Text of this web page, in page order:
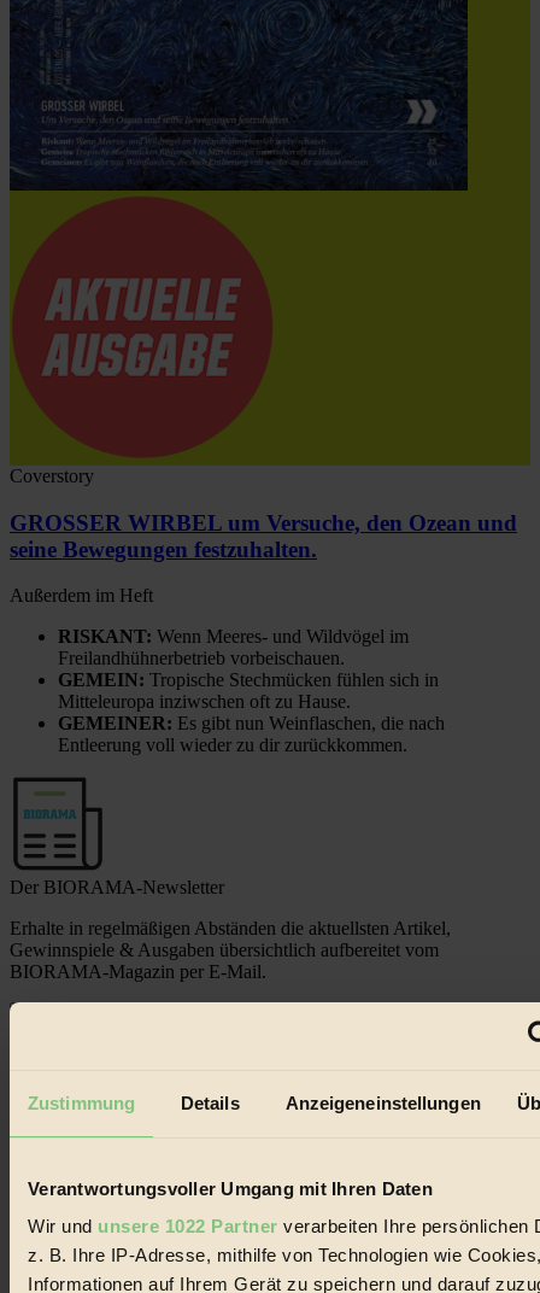
Zustimmung Details Anzeigeneinstellungen
Verantwortungsvoller Umgang mit Ihren Daten
Wir und unsere 1022 Partner verarbeiten Ihre persönlichen
z. B. Ihre IP-Adresse, mithilfe von Technologien wie
Informationen auf Ihrem Gerät zu speichern und darauf
Coverstory
GROSSER WIRBEL um Versuche, den Ozean und
seine Bewegungen festzuhalten.
Außerdem im Heft
RISKANT: Wenn Meeres- und Wildvögel im
Freilandhühnerbetrieb vorbeischauen.
GEMEIN: Tropische Stechmücken fühlen sich in
Mitteleuropa inziwschen oft zu Hause.
GEMEINER: Es gibt nun Weinflaschen, die nach
Entleerung voll wieder zu dir zurückkommen.
Der BIORAMA-Newsletter
Erhalte in regelmäßigen Abständen die aktuellsten Artikel,
Gewinnspiele & Ausgaben übersichtlich aufbereitet vom
BIORAMA-Magazin per E-Mail.
© 2026 Biorama GmbH
Impressum & Disclaimer
Datenschutz